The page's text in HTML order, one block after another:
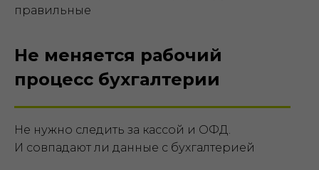
правильные
Не меняется рабочий
процесс бухгалтерии
Не нужно следить за кассой и ОФД.
И совпадают ли данные с бухгалтерией